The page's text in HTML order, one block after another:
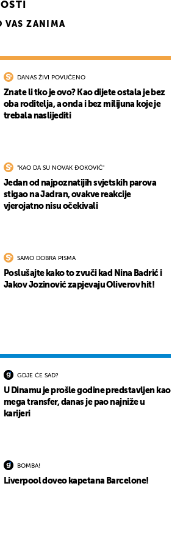
VAS ZANIMA
DANAS ŽIVI POVUČENO
Znate li tko je ovo? Kao dijete ostala je bez
oba roditelja, a onda i bez milijuna koje je
trebala naslijediti
"KAO DA SU NOVAK ĐOKOVIĆ"
Jedan od najpoznatijih svjetskih parova
stigao na Jadran, ovakve reakcije
vjerojatno nisu očekivali
SAMO DOBRA PISMA
Poslušajte kako to zvuči kad Nina Badrić i
Jakov Jozinović zapjevaju Oliverov hit!
GDJE ĆE SAD?
U Dinamu je prošle godine predstavljen kao
mega transfer, danas je pao najniže u
karijeri
BOMBA!
Liverpool doveo kapetana Barcelone!